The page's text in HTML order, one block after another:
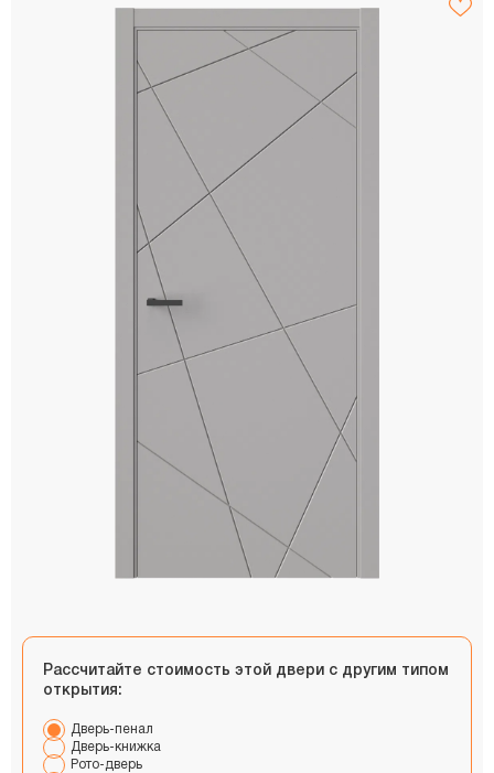
Рассчитайте стоимость этой двери с другим типом
открытия:
Дверь-пенал
Дверь-книжка
Рото-дверь